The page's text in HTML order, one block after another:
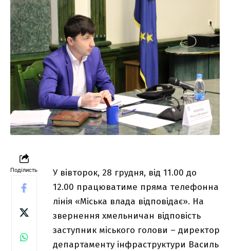
Поділисть
У вівторок, 28 грудня, від 11.00 до
12.00 працюватиме пряма телефонна
лінія «Міська влада відповідає». На
звернення хмельничан відповість
заступник міського голови – директор
департаменту інфраструктури Василь